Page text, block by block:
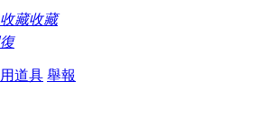
收藏
道具 舉報